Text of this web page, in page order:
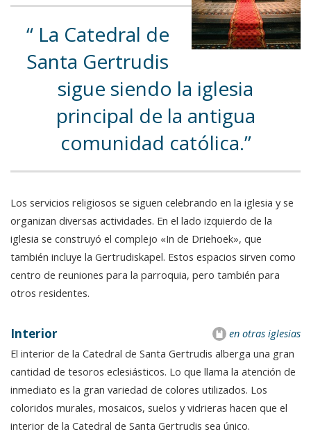
La Catedral de
Santa Gertrudis
sigue siendo la iglesia
principal de la antigua
comunidad católica.
Los servicios religiosos se siguen celebrando en la iglesia y se
organizan diversas actividades. En el lado izquierdo de la
iglesia se construyó el complejo «In de Driehoek», que
también incluye la Gertrudiskapel. Estos espacios sirven como
centro de reuniones para la parroquia, pero también para
otros residentes.
en otras iglesias
Interior
El interior de la Catedral de Santa Gertrudis alberga una gran
cantidad de tesoros eclesiásticos. Lo que llama la atención de
inmediato es la gran variedad de colores utilizados. Los
coloridos murales, mosaicos, suelos y vidrieras hacen que el
interior de la Catedral de Santa Gertrudis sea único.